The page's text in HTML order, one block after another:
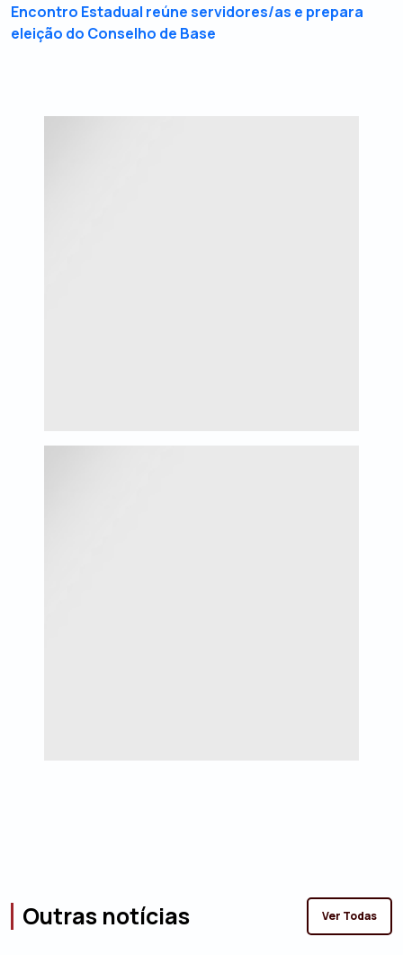
Encontro Estadual reúne servidores/as e prepara
eleição do Conselho de Base
Outras notícias Ver Todas